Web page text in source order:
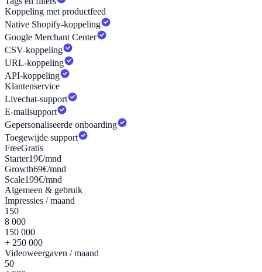
Koppeling met productfeed
Native Shopify-koppeling
Google Merchant Center
CSV-koppeling
URL-koppeling
API-koppeling
Klantenservice
Livechat-support
E-mailsupport
Gepersonaliseerde onboarding
Toegewijde support
FreeGratis
Starter19€/mnd
Growth69€/mnd
Scale199€/mnd
Algemeen & gebruik
Impressies / maand
150
8 000
150 000
+ 250 000
Videoweergaven / maand
50